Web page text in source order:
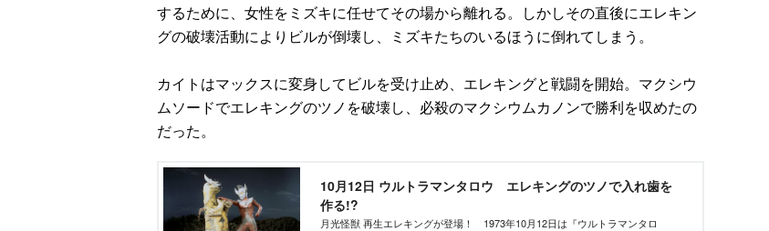
するために、女性をミズキに任せてその場から離れる。しかしその直後にエレキン
グの破壊活動によりビルが倒壊し、ミズキたちのいるほうに倒れてしまう。
カイトはマックスに変身してビルを受け止め、エレキングと戦闘を開始。マクシウ
ムソードでエレキングのツノを破壊し、必殺のマクシウムカノンで勝利を収めたの
だった。
10月12日 ウルトラマンタロウ エレキングのツノで入れ歯を
作る!?
月光怪獣 再生エレキングが登場！ 1973年10月12日は『ウルトラマンタロ